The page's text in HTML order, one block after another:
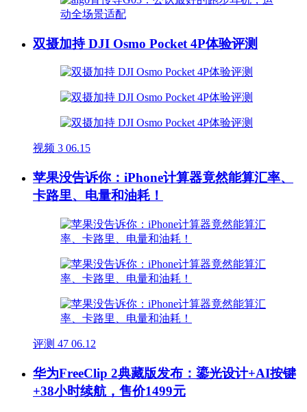
双摄加持 DJI Osmo Pocket 4P体验评测
视频 3 06.15
苹果没告诉你：iPhone计算器竟然能算汇率、
卡路里、电量和油耗！
评测 47 06.12
华为FreeClip 2典藏版发布：鎏光设计+AI按键
+38小时续航，售价1499元